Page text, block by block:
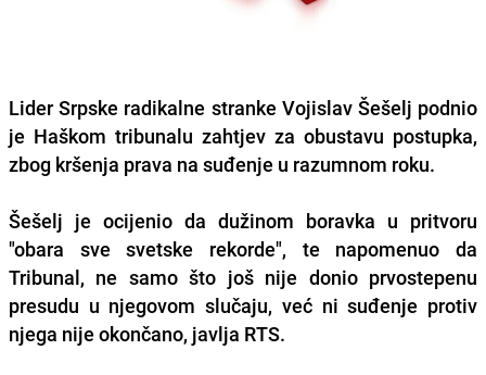
Lider Srpske radikalne stranke Vojislav Šešelj podnio
je Haškom tribunalu zahtjev za obustavu postupka,
zbog kršenja prava na suđenje u razumnom roku.
Šešelj je ocijenio da dužinom boravka u pritvoru
"obara sve svetske rekorde", te napomenuo da
Tribunal, ne samo što još nije donio prvostepenu
presudu u njegovom slučaju, već ni suđenje protiv
njega nije okončano, javlja RTS.